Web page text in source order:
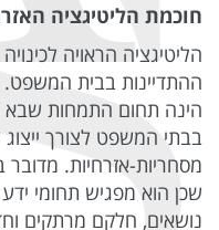
חוכמת הליטיגציה
הליטיגציה הראויה
ההתדיינות בבית המשפט.
הינה תחום התמחות שבא
בבתי המשפט לצורך ייצוג
מסחריות-אזרחיות.
שכן הוא מפגיש תחומי ידע
נושאים, חלקם מרתקים